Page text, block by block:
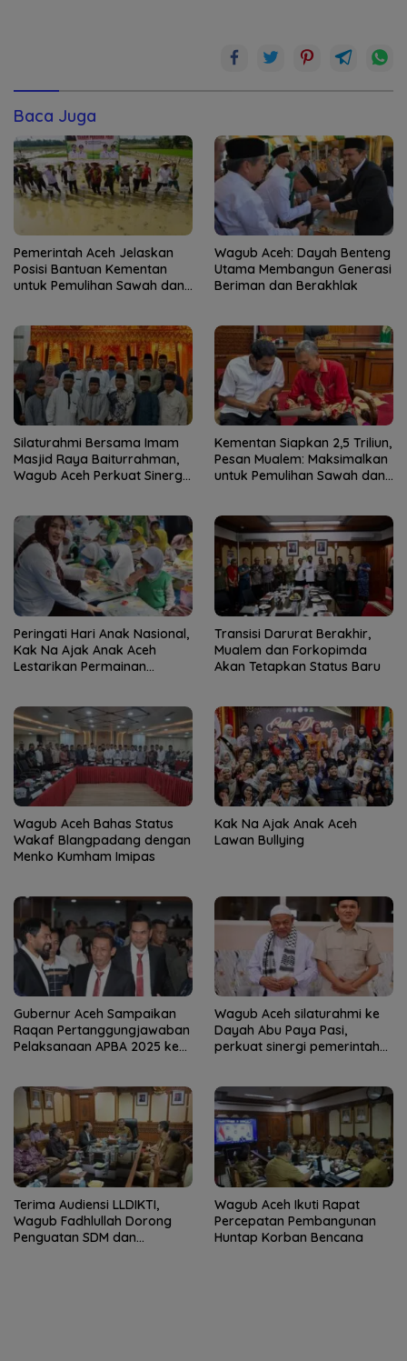
Baca Juga
Pemerintah Aceh Jelaskan
Posisi Bantuan Kementan
untuk Pemulihan Sawah dan
Wagub Aceh: Dayah Benteng
Utama Membangun Generasi
Beriman dan Berakhlak
Silaturahmi Bersama Imam
Masjid Raya Baiturrahman,
Wagub Aceh Perkuat Sinergi
Kementan Siapkan 2,5 Triliun,
Pesan Mualem: Maksimalkan
untuk Pemulihan Sawah dan
Peringati Hari Anak Nasional,
Kak Na Ajak Anak Aceh
Lestarikan Permainan
Transisi Darurat Berakhir,
Mualem dan Forkopimda
Akan Tetapkan Status Baru
Wagub Aceh Bahas Status
Wakaf Blangpadang dengan
Menko Kumham Imipas
Kak Na Ajak Anak Aceh
Lawan Bullying
Gubernur Aceh Sampaikan
Raqan Pertanggungjawaban
Pelaksanaan APBA 2025 ke
Wagub Aceh silaturahmi ke
Dayah Abu Paya Pasi,
perkuat sinergi pemerintah
Terima Audiensi LLDIKTI,
Wagub Fadhlullah Dorong
Penguatan SDM dan
Wagub Aceh Ikuti Rapat
Percepatan Pembangunan
Huntap Korban Bencana